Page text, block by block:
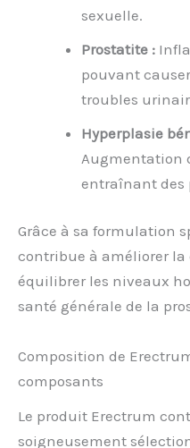
sexuelle.
Prostatite :
pouvant
troubles
Hyperplasie
Augmentation
entraînant des
Grâce à sa formulation
contribue à améliorer
équilibrer les niveaux
santé générale de la
Composition de
composants
Le produit Erectrum
soigneusement